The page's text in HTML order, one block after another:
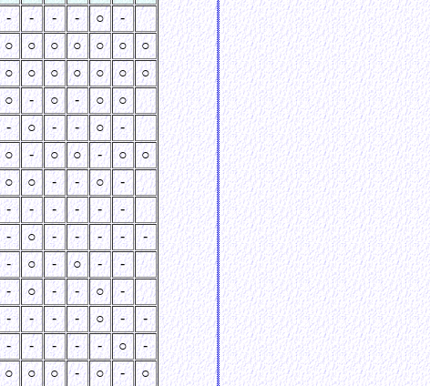
- - - - ○
-
○ ○ ○ ○ ○ ○
○
○ ○ ○ ○ ○ ○
○
○ - ○ - ○
○
- ○ - - ○
-
○ - ○ ○ - ○
○
○ ○ - - ○
-
- - - - -
-
- ○ - - - -
-
- ○ - ○ -
-
- ○ - - ○
-
- - - - ○ -
-
- - - - - ○
-
○ ○ ○ - ○ -
○